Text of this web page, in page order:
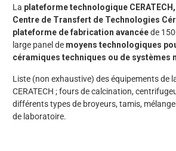
La plateforme technologique
Centre de Transfert de Technologies
plateforme de fabrication avancéede
large panel de moyens technologiques
céramiques techniques ou de systèmes
Liste (non exhaustive) des équipements de
CERATECH ; fours de calcination,
différents types de broyeurs, tamis,
de laboratoire.